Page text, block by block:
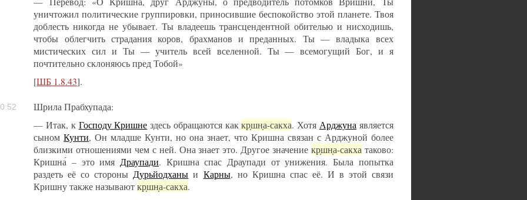
уничтожил политические группировки, приносившие беспокойство этой планете. Твоя
доблесть никогда не убывает. Ты владеешь трансцендентной обителью и нисходишь,
чтобы облегчить страдания коров, брахманов и преданных. Ты — владыка всех
мистических сил и Ты — учитель всей вселенной. Ты — всемогущий Бог, и я
почтительно склоняюсь пред Тобой»
[ШБ 1.8.43].
Шрила Прабхупада:
— Итак, к Господу Кришне здесь обращаются каккр̣шн̣а-сакха. Хотя Арджунаявляется
сыномКунти, Он младше Кунти, но она знает, что Кришна связан с Арджуной более
близкими отношениями чем с ней. Она знает это. Другое значение кр̣шн̣а-сакхатаково:
Кришна́ – это имяДраупади. Кришна спас Драупади от унижения. Была попытка
раздеть её со стороныДурьйодханы и Карны, но Кришна спас её. И в этой связи
Кришну также называюткр̣шн̣а-сакха.